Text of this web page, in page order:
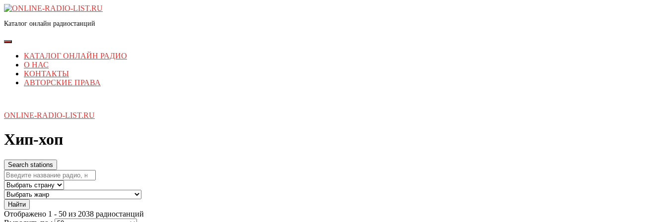
Перейти
содержимому
к
содержимому
Каталог онлайн радиостанций
Кнопка
ОткрытьКАТАЛОГ ОНЛАЙН РАДИО
О НАС
КОНТАКТЫ
АВТОРСКИЕ ПРАВА
ONLINE-RADIO-LIST.RU
Хип-хоп
Search stations
Найти
Отображено 1 - 50 из 2038 радиостанций